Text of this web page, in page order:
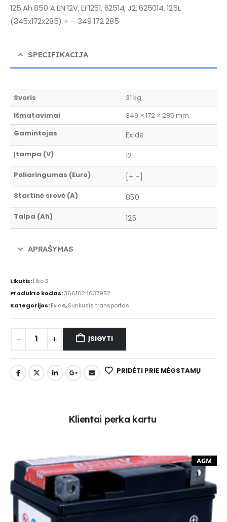
125 Ah 850 A EN 12V, EF1251, 62514, J2, 625014, 125L
(345x172x285) + – 349 172 285
SPECIFIKACIJA
Svoris
31 kg
Išmatavimai
349 × 172 × 285 mm
Gamintojas
Exide
Įtampa (V) 12
Poliaringumas (Euro) [+ -]
Startinė srovė (A) 850
Talpa (Ah) 125
APRAŠYMAS
Likutis:Liko 2
Produkto kodas:3661024037952
Kategorijos:Exide,Sunkusis transportas
ĮSIGYTI
PRIDĖTI PRIE MĖGSTAMŲ
Klientai perka kartu
AGM